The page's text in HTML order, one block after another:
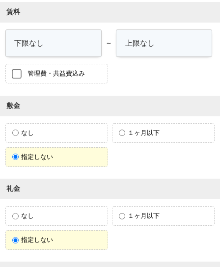
賃料
～
管理費・共益費込み
敷金
なし １ヶ月以下
指定しない
礼金
なし １ヶ月以下
指定しない